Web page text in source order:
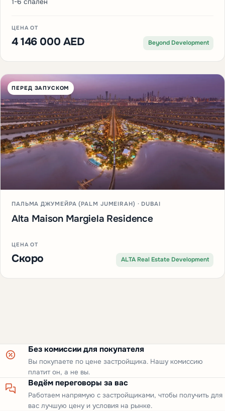
1-6 спален
ЦЕНА ОТ
4 146 000 AED Beyond Development
ПЕРЕД ЗАПУСКОМ
ПАЛЬМА ДЖУМЕЙРА (PALM JUMEIRAH) · DUBAI
Alta Maison Margiela Residence
ЦЕНА ОТ
Скоро ALTA Real Estate Development
Без комиссии для покупателя
Вы покупаете по цене застройщика. Нашу комиссию
платит он, а не вы.
Ведём переговоры за вас
Работаем напрямую с застройщиками, чтобы получить для
вас лучшую цену и условия на рынке.